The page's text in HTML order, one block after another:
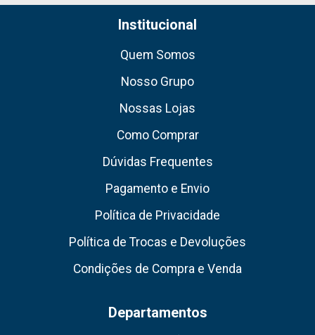
Institucional
Quem Somos
Nosso Grupo
Nossas Lojas
Como Comprar
Dúvidas Frequentes
Pagamento e Envio
Política de Privacidade
Política de Trocas e Devoluções
Condições de Compra e Venda
Departamentos